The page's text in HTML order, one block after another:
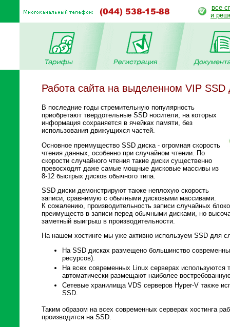
все
и
Работа сайта на выделенном VIP SSD
В последние годы стремительную популярность
приобретают твердотельные SSD носители, на которых
информация сохраняется в ячейках памяти, без
использования движущихся частей.
Основное преимущество SSD диска - огромная скорость
чтения данных, особенно при случайном чтении. По
скорости случайного чтения такие диски существенно
превосходят даже самые мощные дисковые массивы из
8-12 быстрых дисков обычного типа.
SSD диски демонстрируют также неплохую скорость
записи, сравнимую с обычными дисковыми массивами.
К сожалению, производительность записи случайных
преимуществ в записи перед обычными дисками, но
заметный выигрыш в производительности.
На нашем хостинге мы уже активно используем SSD для
На SSD дисках размещено большинство
ресурсов).
На всех современных Linux серверах используются
автоматически размещают наиболее
Сетевые хранилища VDS серверов Hyper-V также
SSD.
Таким образом на всех современных серверах хостинга
производится на SSD.